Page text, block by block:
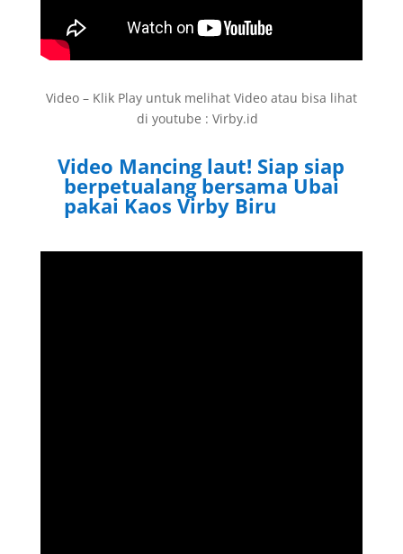
Video – Klik Play untuk melihat Video atau bisa lihat
di youtube : Virby.id
Video Mancing laut! Siap siap
berpetualang bersama Ubai
pakai Kaos Virby Biru